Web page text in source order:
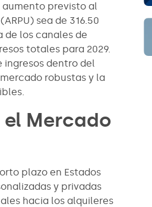
aumento previsto al
sea de 316.50
de los canales de
totales para 2029.
ingresos dentro del
robustas y la
el Mercado
plazo en Estados
y privadas
hacia los alquileres